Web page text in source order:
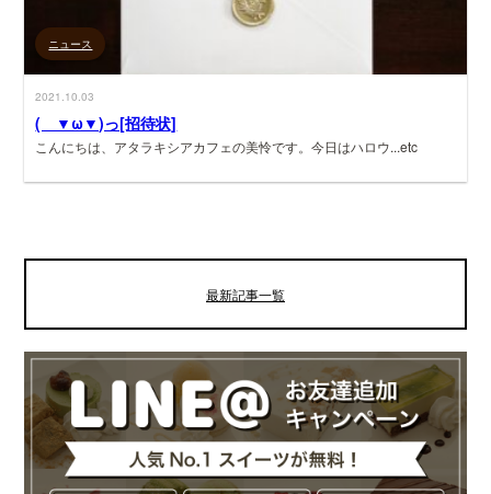
ニュース
2021.10.03
( ▼ω▼)っ[招待状]
こんにちは、アタラキシアカフェの美怜です。今日はハロウ...etc
最新記事一覧